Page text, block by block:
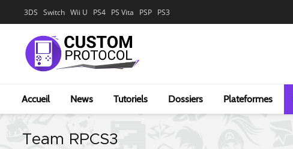
3DS Switch Wii U PS4 PS Vita PSP PS3
Accueil News Tutoriels Dossiers Plateformes
Team RPCS3